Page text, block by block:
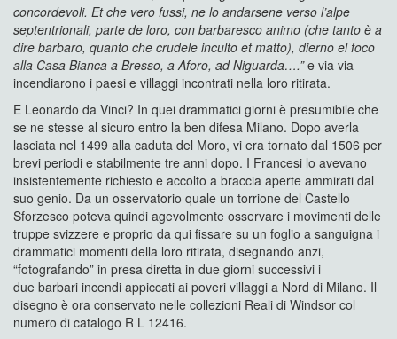
concordevoli. Et che vero fussi, ne lo andarsene verso l’alpe
septentrionali, parte de loro, con barbaresco animo (che tanto è a
dire barbaro, quanto che crudele inculto et matto), dierno el foco
alla Casa Bianca a Bresso, a Aforo, ad Niguarda….”e via via
incendiarono i paesi e villaggi incontrati nella loro ritirata.
E Leonardo da Vinci? In quei drammatici giorni è presumibile che
se ne stesse al sicuro entro la ben difesa Milano. Dopo averla
lasciata nel 1499 alla caduta del Moro, vi era tornato dal 1506 per
brevi periodi e stabilmente tre anni dopo. I Francesi lo avevano
insistentemente richiesto e accolto a braccia aperte ammirati dal
suo genio. Da un osservatorio quale un torrione del Castello
Sforzesco poteva quindi agevolmente osservare i movimenti delle
truppe svizzere e proprio da qui fissare su un foglio a sanguigna i
drammatici momenti della loro ritirata, disegnando anzi,
“fotografando” in presa diretta in due giorni successivi i
due barbari incendi appiccati ai poveri villaggi a Nord di Milano. Il
disegno è ora conservato nelle collezioni Reali di Windsor col
numero di catalogo R L 12416.